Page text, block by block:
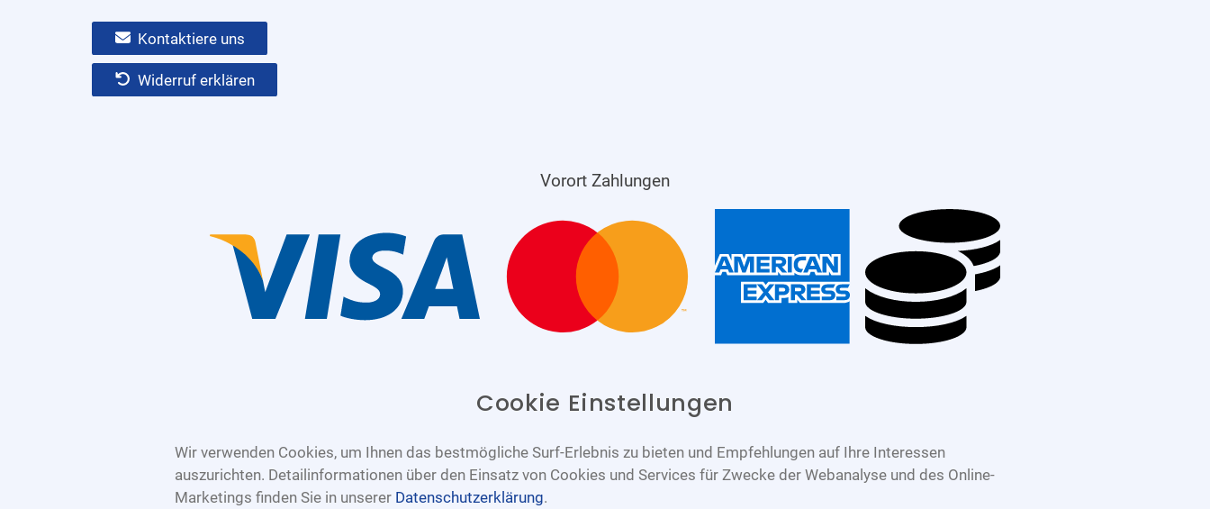
Kontaktiere uns
Widerruf erklären
Vorort Zahlungen
Cookie Einstellungen
Wir verwenden Cookies, um Ihnen das bestmögliche Surf-Erlebnis zu bieten und Empfehlungen auf Ihre Interessen
auszurichten. Detailinformationen über den Einsatz von Cookies und Services für Zwecke der Webanalyse und des Online-
Marketings finden Sie in unserer Datenschutzerklärung.